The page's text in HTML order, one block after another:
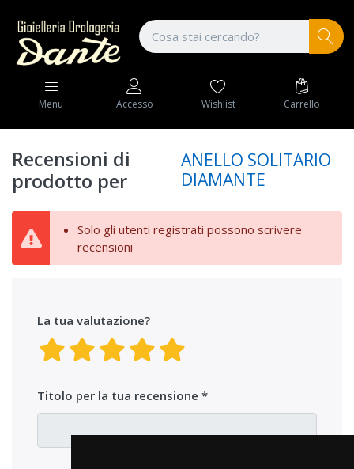
Menu Accesso Wishlist Carrello
Recensioni di
prodotto per
ANELLO SOLITARIO
DIAMANTE
Solo gli utenti registrati possono scrivere
recensioni
La tua valutazione?
Titolo per la tua recensione